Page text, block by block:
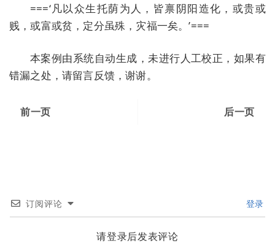
===‘凡以众生托荫为人，皆禀阴阳造化，或贵或
贱，或富或贫，定分虽殊，灾福一矣。’===
本案例由系统自动生成，未进行人工校正，如果有
错漏之处，请留言反馈，谢谢。
前一页 后一页
订阅评论 登录
请登录后发表评论